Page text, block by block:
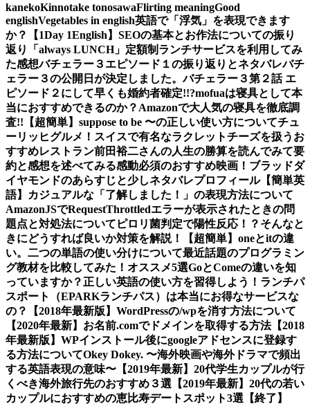
kanekoKinnotake tonosawaFlirting meaningGood
englishVegetables in english英語で「浮気」を表現できます
か？【1Day 1English】 SEOの基本とお作法についての振り
返り
「always LUNCH」定額制ランチサービスを利用してみ
た感想バチェラー３エピソード１の振り返りとネタバレバチ
ェラー３の公開日が決定しました。バチェラー３第２話 エ
ピソード２にして早くも婚約者確定!!?mofuaは寝具として本
当におすすめできるのか？Amazonで大人気の寝具を徹底調
査!! 【超簡単】suppose to be 〜の正しい使い方についてチュ
ーリッヒグルメ！スイスで有名なラクレットチーズを扱うお
すすめレストラン前田裕二さんの人生の勝算を読んでみて要
約と感想を述べてみる感動必須のおすすめ映画！ブラッドダ
イヤモンドのあらすじと少しネタバレプロフィール【簡単英
語】カジュアルな「了解しました！」の表現方法について
AmazonJSでRequestThrottledエラーが表示されたときの問
題点と対処法について ピロリ菌判定で陽性反応！？そんなと
きにどうすれば良いか対策を解説！
【超簡単】oneとitの違
い。二つの単語の使い分けについて最近話題のプログラミン
グ教材を比較してみた！オススメ5選GoとComeの違いを知
っていますか？正しい英語の使い方を習得しよう！ ランチパ
スポート（EPARKランチパス）は本当にお得なサービスな
の？
【2018年最新版】WordPressの/wpを消す方法について
【2020年最新】お名前.comでドメインを取得する方法【2018
年最新版】WPインストール後にgoogleアドセンスに登録す
る方法についてOkey Dokey. 〜海外映画や海外ドラマで頻出
する英語表現の意味〜 【2019年最新】20代学生カップルが行
くべき海外旅行先のおすすめ３選 【2019年最新】20代の若い
カップルにおすすめの恵比寿デートスポット3選 【終了】